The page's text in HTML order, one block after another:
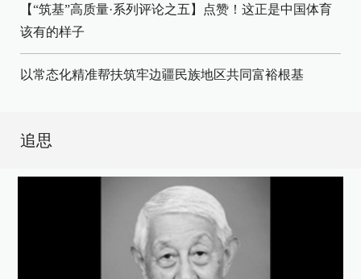
【“筑基”高质量·系列评论之五】点赞！这正是中国体育
该有的样子
以常态化精准帮扶筑牢边疆民族地区共同富裕根基
追思